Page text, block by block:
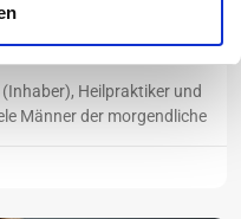
besser für
Heilpraktiker und
Männer der morgendliche